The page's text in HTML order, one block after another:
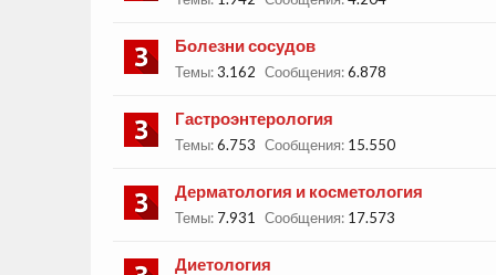
Болезни сосудов
Темы:3.162 Сообщения:6.878
Гастроэнтерология
Темы:6.753 Сообщения: 15.550
Дерматология и косметология
Темы: 7.931 Сообщения: 17.573
Диетология